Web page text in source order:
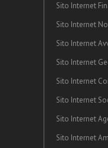
Sito Internet
Sito Internet
Sito Internet
Sito Internet
Sito Internet
Sito Internet
Sito Internet
Sito Internet